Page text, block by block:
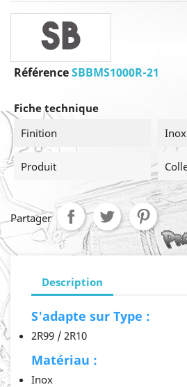
RéférenceSBBMS1000R-21
Fiche technique
Finition
Inox
Produit
Partager
Description
S'adapte sur Type :
2R99 / 2R10
Matériau :
Inox